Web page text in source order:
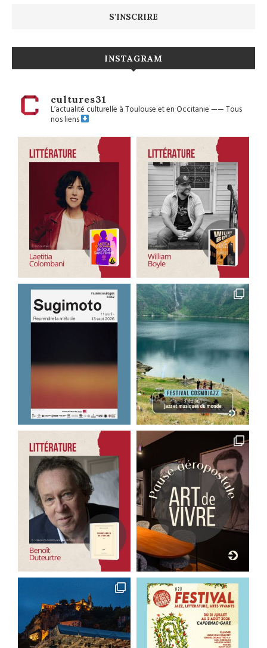
INSTAGRAM
cultures31
L’actualité culturelle à Toulouse et en Occitanie——Tous
nos liens